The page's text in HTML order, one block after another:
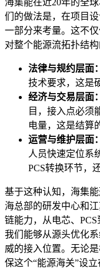
海集能在近20年的全
们的做法是，在项目
一部分来考量。这不
对整个能源流拓扑结构
法律与规约层面：
技术要求，这是
经济与交易层面：
目，接入点必须
电量，这是结算
运营与维护层面：
人员快速定位系
PCS转换环节，
基于这种认知，海集
海总部的研发中心和
链能力，从电芯、
我们能够从源头优化
威的接入位置。无论
保这个“能源海关”设